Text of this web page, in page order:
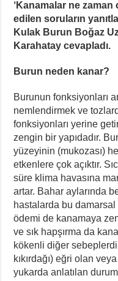
‘Kanamalar ne zaman
edilen soruların
Kulak Burun Boğaz
Karahatay cevapladı.
Burun neden kanar?
Burunun fonksiyonları
nemlendirmek ve
fonksiyonları yerine
zengin bir yapıdadır.
yüzeyinin (mukozası)
etkenlere çok açıktır.
süre klima havasına
artar. Bahar aylarında
hastalarda bu
ödemi de kanamaya
ve sık hapşırma da
kökenli diğer
kıkırdağı) eğri olan
yukarda anlatılan